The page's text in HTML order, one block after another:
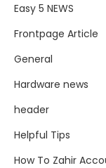
Easy 5 NEWS
Frontpage Article
General
Hardware news
header
Helpful Tips
How To Zahir